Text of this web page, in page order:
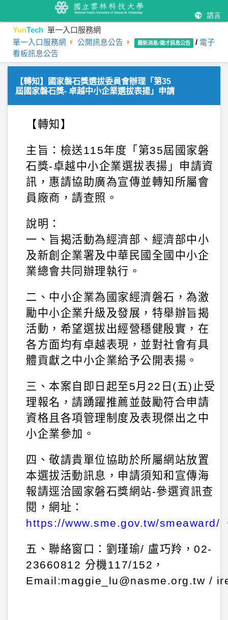
語言
YunTech 單一入口服務網
單一入口服務網 公開訊息公告 最新消息/徵才訊息公告 / 電子
看板訊息公告
【轉知】國家磐石獎選拔委員會辦理「第35
屆國家磐石獎- 卓越中小企業選拔表揚」申請
【轉知】
主旨：檢送115年度「第35屆國家磐
石獎-卓越中小企業選拔表揚」申請資
訊，惠請協助廣為宣傳並轉知所屬會
員廠商，請查照。
說明：
一、旨揭活動為經濟部、經濟部中小
及新創企業署及中華民國全國中小企
業總會共同辦理執行。
二、中小企業為國家經濟磐石，為激
勵中小企業升級及發展，特舉辦旨揭
活動，希望選拔出經營穩健殷實，在
各方面均有卓越表現，並對社會有具
體貢獻之中小企業給予公開表揚。
三、本案自即日起至5月22日(五)止受
理報名，請踴躍推薦並鼓勵符合申請
資格且各項管理制度及表現傑出之中
小企業參加。
四、敬請貴單位協助於所屬網站放置
本選拔活動訊息，申請須知和宣傳海
報請逕洽國家磐石獎網站-參選資訊查
閱，網址：
https://www.sme.gov.tw/smeaward/
五、聯絡窗口： 劉瑾瑜/ 盧巧羚， 02-
23660812 分機117/152，
Email:maggie_lu@nasme.org.tw /